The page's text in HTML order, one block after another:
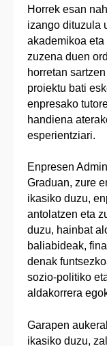
Horrek esan
izango dituzula
akademikoa
zuzena duen
horretan
proiektu bati
enpresako
handiena
esperientziari.
Enpresen
Graduan, zure
ikasiko duzu,
antolatzen eta
duzu, hainbat
baliabideak,
denak
sozio-politiko
aldakorrera
Garapen
ikasiko duzu,